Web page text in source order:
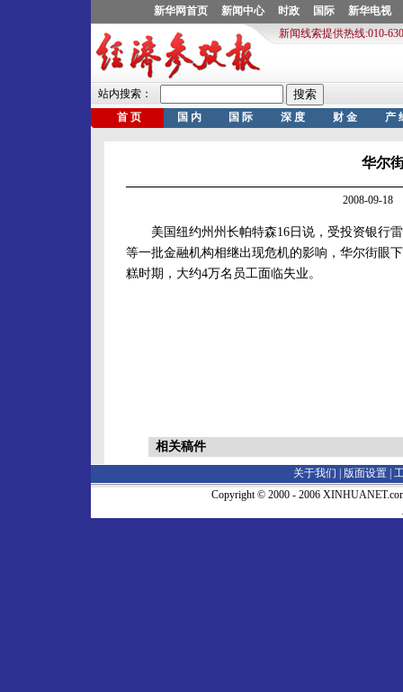
华尔
2008-09-18
美国纽约州州长帕特森16日说，受投资银行
等一批金融机构相继出现危机的影响，华尔街眼
糕时期，大约4万名员工面临失业。
相关稿件
关于我们 | 版面设置
Copyright © 2000 - 2006